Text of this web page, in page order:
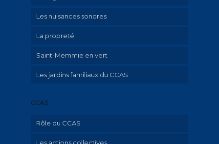
Les nuisances sonores
La propreté
Saint-Memmie en vert
Les jardins familiaux du CCAS
CCAS
Rôle du CCAS